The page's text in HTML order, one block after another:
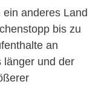
anderes Land
bis zu
an
länger und der